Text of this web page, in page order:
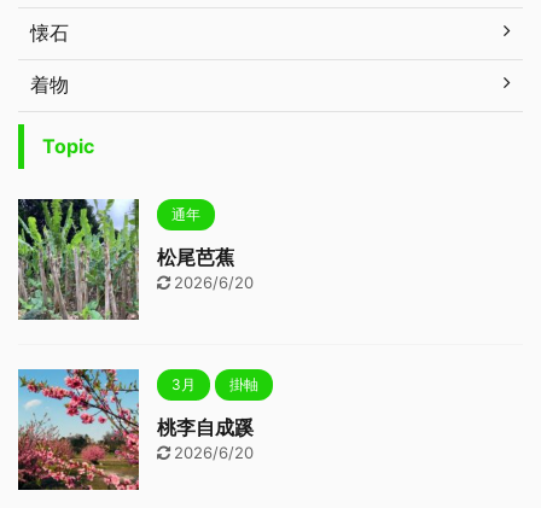
懐石
着物
Topic
通年
松尾芭蕉
2026/6/20
3月 掛軸
桃李自成蹊
2026/6/20